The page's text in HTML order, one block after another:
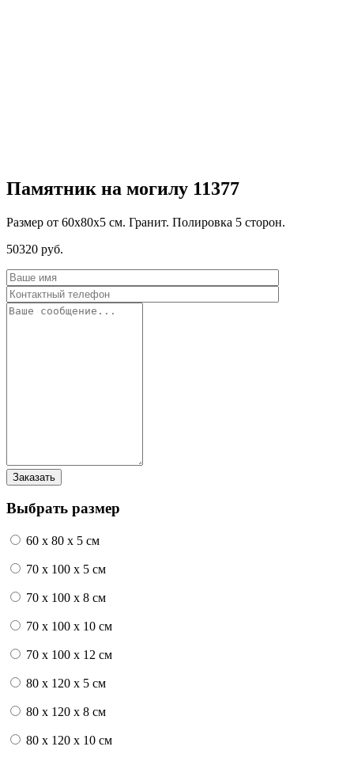
Памятник на могилу 11377
Размер от 60х80х5 см. Гранит. Полировка 5 сторон.
50320 руб.
Выбрать размер
60 x 80 x 5 см
70 x 100 x 5 см
70 x 100 x 8 см
70 x 100 x 10 см
70 x 100 x 12 см
80 x 120 x 5 см
80 x 120 x 8 см
80 x 120 x 10 см